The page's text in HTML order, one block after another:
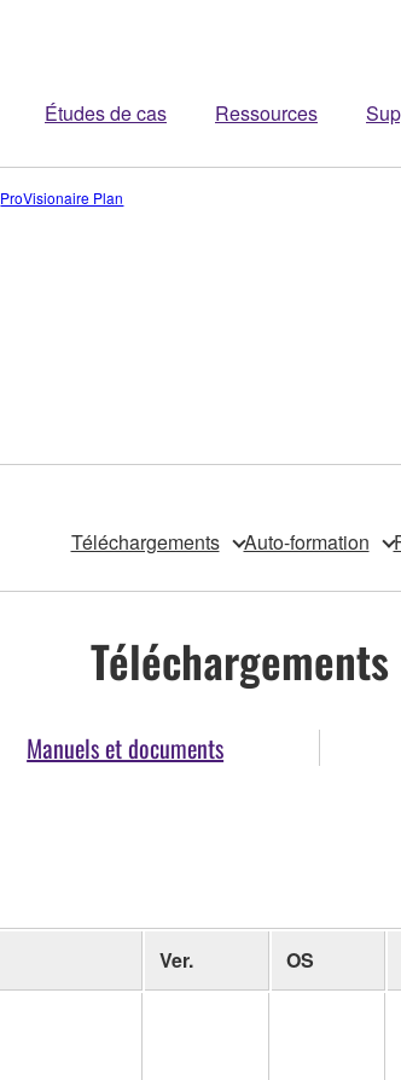
Études de cas Ressources
ProVisionaire Plan
Téléchargements Auto-formation
Téléchargements
Manuels et documents
Ver. OS